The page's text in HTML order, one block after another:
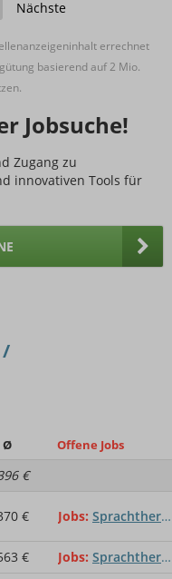
Nächste
errechnet
basierend auf 2 Mio.
Jobsuche!
Zugang zu
innovativen Tools für
/
Ø Offene Jobs
€
€ Jobs Sprachtherapeut / Sprachtherapeutin
€ Jobs Sprachtherapeut / Sprachtherapeutin